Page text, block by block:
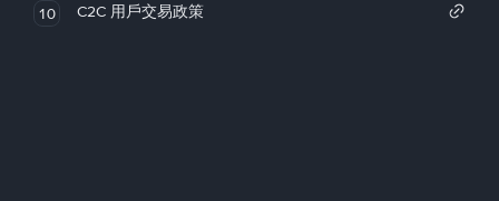
10 C2C 用戶交易政策